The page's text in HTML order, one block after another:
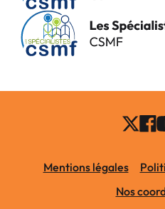
Mentions légales
Nos